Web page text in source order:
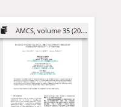
AMCS, volume 35 (2025)